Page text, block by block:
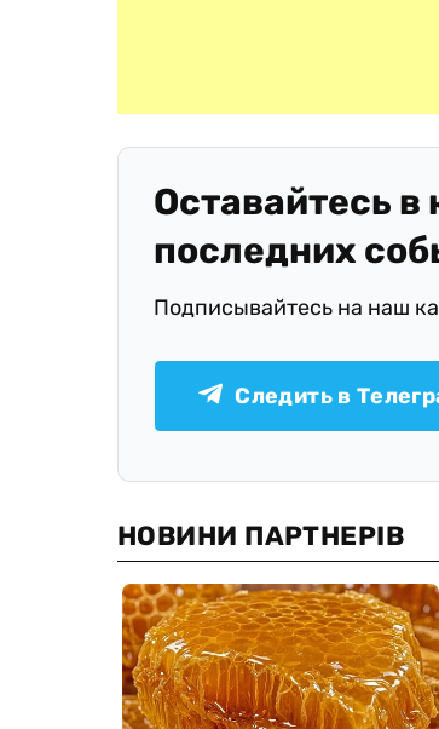
Оставайтесь в
последних
Подписывайтесь на наш
Следить в